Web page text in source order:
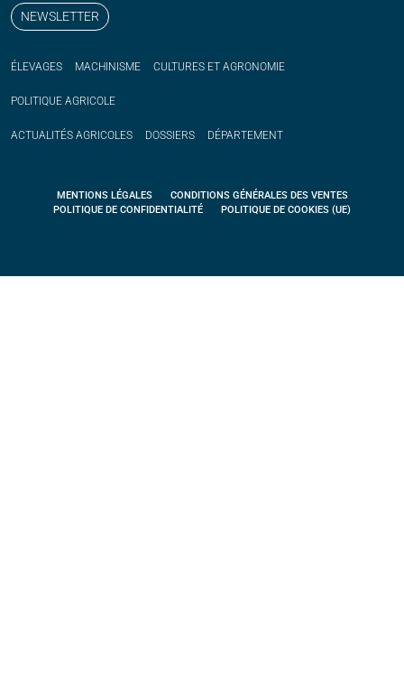
NEWSLETTER
ÉLEVAGES MACHINISME CULTURES ET AGRONOMIE
POLITIQUE AGRICOLE
ACTUALITÉS AGRICOLES DOSSIERS DÉPARTEMENT
MENTIONS LÉGALES
CONDITIONS GÉNÉRALES DES VENTES
POLITIQUE DE CONFIDENTIALITÉ
POLITIQUE DE COOKIES (UE)